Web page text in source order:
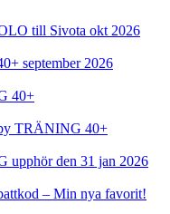
till Sivota okt 2026
september 2026
40+
TRÄNING 40+
den 31 jan 2026
– Min nya favorit!